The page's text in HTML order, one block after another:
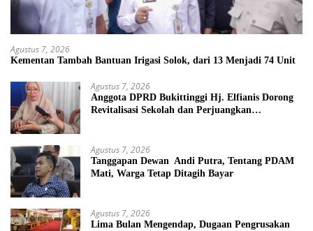
Agustus 7, 2026
Kementan Tambah Bantuan Irigasi Solok, dari 13 Menjadi 74 Unit
Agustus 7, 2026
Anggota DPRD Bukittinggi Hj. Elfianis Dorong
Revitalisasi Sekolah dan Perjuangkan
Agustus 7, 2026
Tanggapan Dewan Andi Putra, Tentang PDAM
Mati, Warga Tetap Ditagih Bayar
Agustus 7, 2026
Lima Bulan Mengendap, Dugaan Pengrusakan